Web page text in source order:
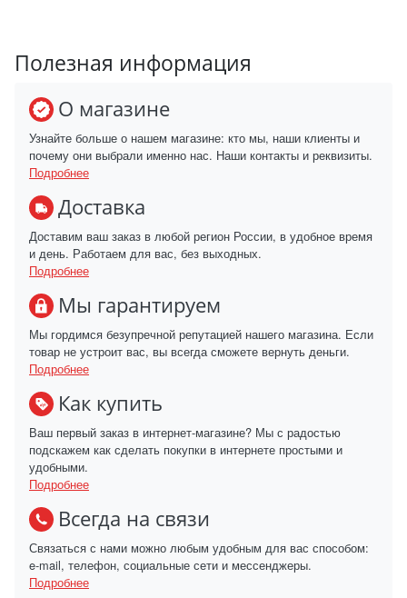
Полезная информация
О магазине
Узнайте больше о нашем магазине: кто мы, наши клиенты и
почему они выбрали именно нас. Наши контакты и реквизиты.
Подробнее
Доставка
Доставим ваш заказ в любой регион России, в удобное время
и день. Работаем для вас, без выходных.
Подробнее
Мы гарантируем
Мы гордимся безупречной репутацией нашего магазина. Если
товар не устроит вас, вы всегда сможете вернуть деньги.
Подробнее
Как купить
Ваш первый заказ в интернет-магазине? Мы с радостью
подскажем как сделать покупки в интернете простыми и
удобными.
Подробнее
Всегда на связи
Связаться с нами можно любым удобным для вас способом:
e-mail, телефон, социальные сети и мессенджеры.
Подробнее